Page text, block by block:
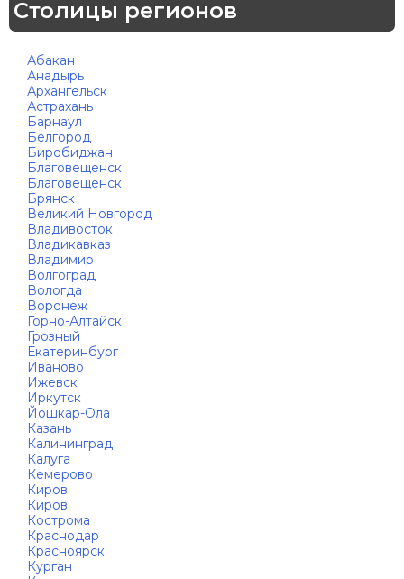
Столицы регионов
Абакан
Анадырь
Архангельск
Астрахань
Барнаул
Белгород
Биробиджан
Благовещенск
Благовещенск
Брянск
Великий Новгород
Владивосток
Владикавказ
Владимир
Волгоград
Вологда
Воронеж
Горно-Алтайск
Грозный
Екатеринбург
Иваново
Ижевск
Иркутск
Йошкар-Ола
Казань
Калининград
Калуга
Кемерово
Киров
Киров
Кострома
Краснодар
Красноярск
Курган